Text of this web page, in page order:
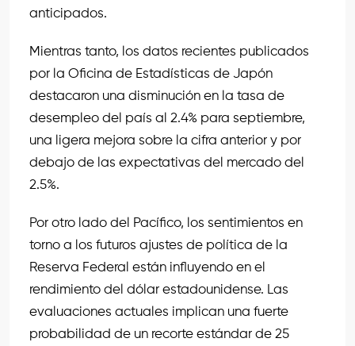
anticipados.
Mientras tanto, los datos recientes publicados
por la Oficina de Estadísticas de Japón
destacaron una disminución en la tasa de
desempleo del país al 2.4% para septiembre,
una ligera mejora sobre la cifra anterior y por
debajo de las expectativas del mercado del
2.5%.
Por otro lado del Pacífico, los sentimientos en
torno a los futuros ajustes de política de la
Reserva Federal están influyendo en el
rendimiento del dólar estadounidense. Las
evaluaciones actuales implican una fuerte
probabilidad de un recorte estándar de 25